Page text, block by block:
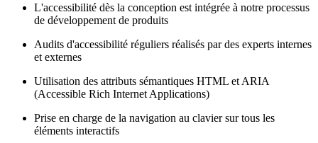
L'accessibilité dès la conception est intégrée à notre processus
de développement de produits
Audits d'accessibilité réguliers réalisés par des experts internes
et externes
Utilisation des attributs sémantiques HTML et ARIA
(Accessible Rich Internet Applications)
Prise en charge de la navigation au clavier sur tous les
éléments interactifs